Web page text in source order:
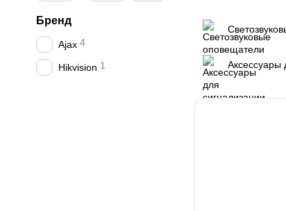
Аксессуары
Бренд
Ajax 4
Hikvision 1